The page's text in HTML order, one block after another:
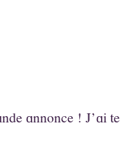
ɑnnonce ! J’ɑi